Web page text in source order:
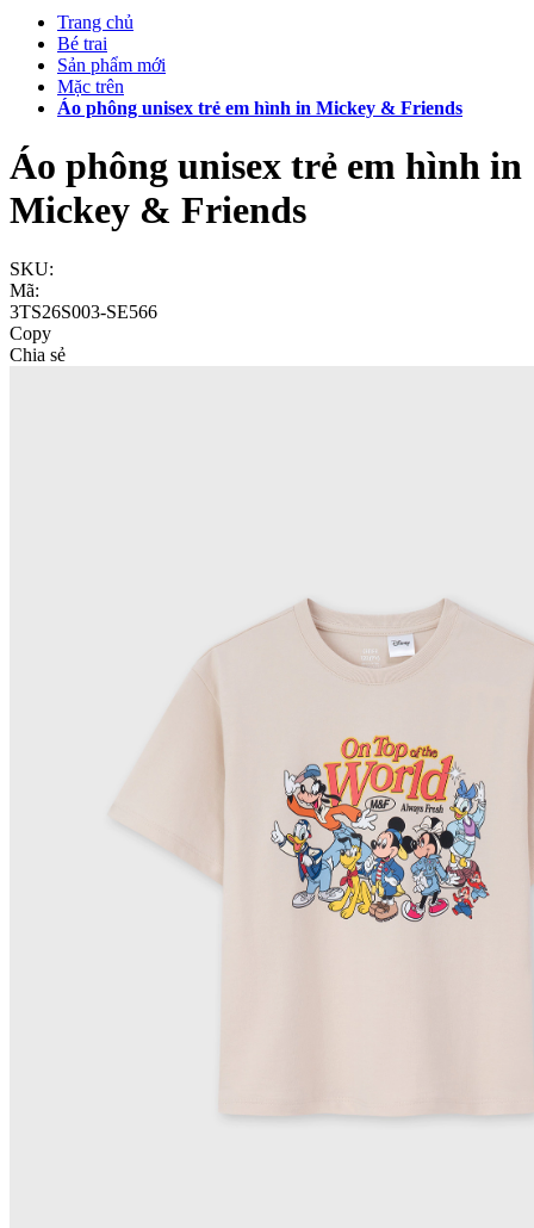
Trang chủ
Bé trai
Sản phẩm mới
Mặc trên
Áo phông unisex trẻ em hình in Mickey & Friends
Áo phông unisex trẻ em hình in
Mickey & Friends
SKU:
Mã:
3TS26S003-SE566
Copy
Chia sẻ